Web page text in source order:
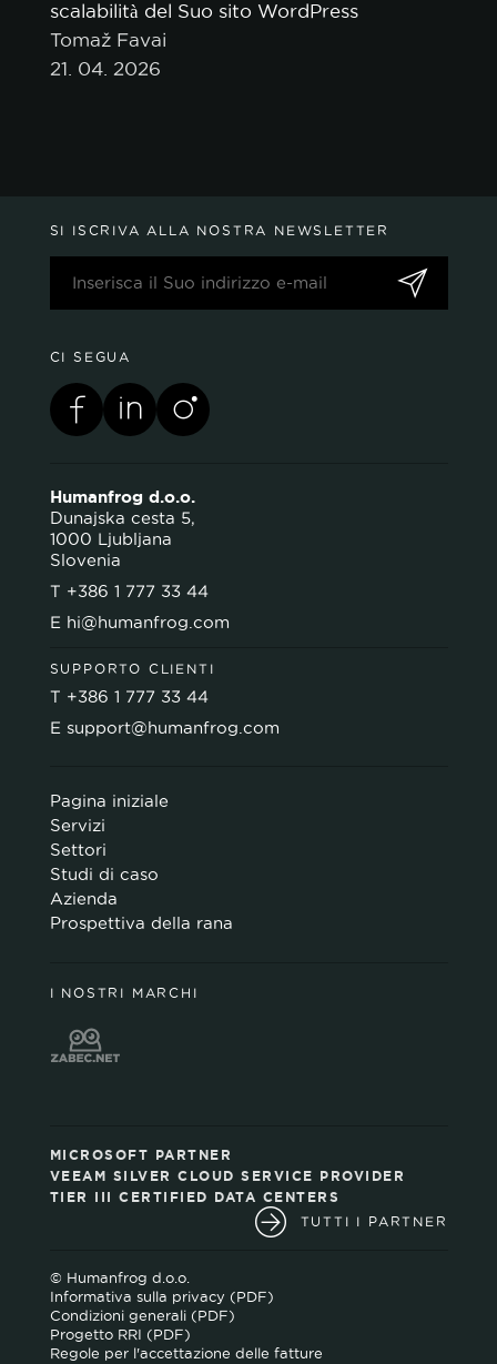
scalabilità del Suo sito WordPress
Tomaž Favai
21. 04. 2026
SI ISCRIVA ALLA NOSTRA NEWSLETTER
CI SEGUA
Humanfrog d.o.o.
Dunajska cesta 5,
1000 Ljubljana
Slovenia
T +386 1 777 33 44
E hi@humanfrog.com
SUPPORTO CLIENTI
T +386 1 777 33 44
E support@humanfrog.com
Pagina iniziale
Servizi
Settori
Studi di caso
Azienda
Prospettiva della rana
I NOSTRI MARCHI
MICROSOFT PARTNER
VEEAM SILVER CLOUD SERVICE PROVIDER
TIER III CERTIFIED DATA CENTERS
TUTTI I PARTNER
© Humanfrog d.o.o.
Informativa sulla privacy (PDF)
Condizioni generali (PDF)
Progetto RRI (PDF)
Regole per l'accettazione delle fatture